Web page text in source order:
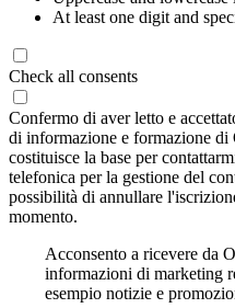
At least one digit and
Check all consents
Confermo di aver letto e
di informazione e formazione
costituisce la base per
telefonica per la gestione del
possibilità di annullare
momento.
Acconsento a ricevere da
informazioni di marketing
esempio notizie e